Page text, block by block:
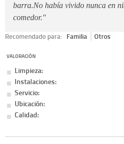
barra.No había vivido nunca en
comedor."
Recomendado para: Familia Otros
VALORACIÓN
Limpieza:
Instalaciones:
Servicio:
Ubicación:
Calidad: